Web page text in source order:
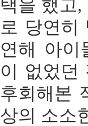
택을 했고
로 당연히
연해 아이
이 없었던
후회해본
상의 소소